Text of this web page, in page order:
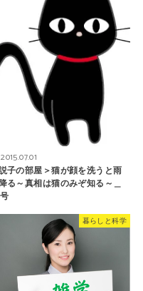
2015.07.01
子の部屋＞猫が顔を洗うと雨
る～真相は猫のみぞ知る～＿
暮らしと科学